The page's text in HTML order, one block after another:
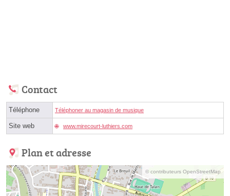
Contact
Téléphone Téléphoner au magasin de musique
Site web www.mirecourt-luthiers.com
Plan et adresse
© contributeurs OpenStreetMap